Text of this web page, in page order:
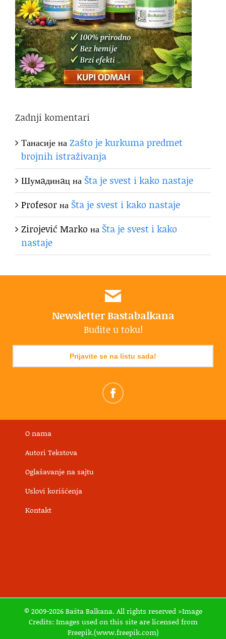
Zadnji komentari
ТанасијенаZašto je kurkuma predmet
brojnih istraživanja
Шумaдинaцна Šta je svest i kako nastaje
Profesorна Šta je svest i kako nastaje
Zirojević Marko на Šta je svest i kako
nastaje
Newsletter Bastabalkana
Budite u toku!
Prijavite se na listu sada!
O nama
Autori Tekstova
Oglašavanje na sajtu
Uslovi korišćenja
Kontakt
© 2009-2026 Bašta Balkana. All rights reserved >Image
Credits: Images used on this site are licensed from
Freepik.(www.freepik.com)